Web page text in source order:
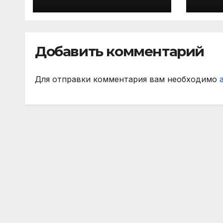
сборную 2‑го тура
МАТЧ ПРЕМЬЕР
Добавить комментарий
Для отправки комментария вам необходимо